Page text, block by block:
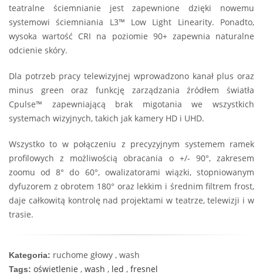
teatralne ściemnianie jest zapewnione dzięki nowemu
systemowi ściemniania L3™ Low Light Linearity. Ponadto,
wysoka wartość CRI na poziomie 90+ zapewnia naturalne
odcienie skóry.
Dla potrzeb pracy telewizyjnej wprowadzono kanał plus oraz
minus green oraz funkcję zarządzania źródłem światła
Cpulse™ zapewniającą brak migotania we wszystkich
systemach wizyjnych, takich jak kamery HD i UHD.
Wszystko to w połączeniu z precyzyjnym systemem ramek
profilowych z możliwością obracania o +/- 90°, zakresem
zoomu od 8° do 60°, owalizatorami wiązki, stopniowanym
dyfuzorem z obrotem 180° oraz lekkim i średnim filtrem frost,
daje całkowitą kontrolę nad projektami w teatrze, telewizji i w
trasie.
Kategoria: ruchome głowy , wash
Tags: oświetlenie , wash , led , fresnel